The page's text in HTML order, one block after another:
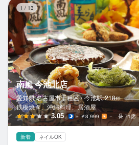
1 / 13
南風 今池北店
愛知県 名古屋市千種区 / 今池駅 218m
鉄板焼き、沖縄料理、居酒屋
3.05 ～￥3,999 － 71席
新着 ネイルOK